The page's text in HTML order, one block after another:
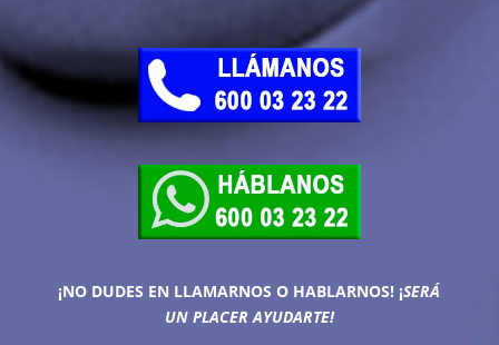
¡NO DUDES EN LLAMARNOS O HABLARNOS! ¡SERÁ
UN PLACER AYUDARTE!